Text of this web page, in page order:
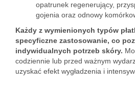
opatrunek regenerujący,
gojenia oraz odnowy
Każdy z wymienionych typów
specyficzne zastosowanie, co
indywidualnych potrzeb skóry.
codziennie lub przed ważnym
uzyskać efekt wygładzenia i